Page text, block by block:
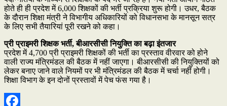
होते ही ही प्रदेश में 6,000 शिक्षकों की भर्ती प्रक्रिया शुरू होगी। उधर, बैठक
के दौरान शिक्षा मंत्री ने विभागीय अधिकारियों को विधानसभा के मानसून सत्र
के लिए सभी तैयारियां पूरी रखने को कहा।
प्री प्राइमरी शिक्षक भर्ती, बीआरसीसी नियुक्ति का बढ़ा इंतजार
प्रदेश में 4,700 प्री प्राइमरी शिक्षकों की भर्ती का प्रस्ताव वीरवार को होने
वाली राज्य मंत्रिमंडल की बैठक में नहीं जाएगा। बीआरसीसी की नियुक्तियों को
लेकर बनाए जाने वाले नियमों पर भी मंत्रिमंडल की बैठक में चर्चा नहीं होगी।
शिक्षा विभाग के इन दोनों प्रस्तावों में पेच फंस गया है।